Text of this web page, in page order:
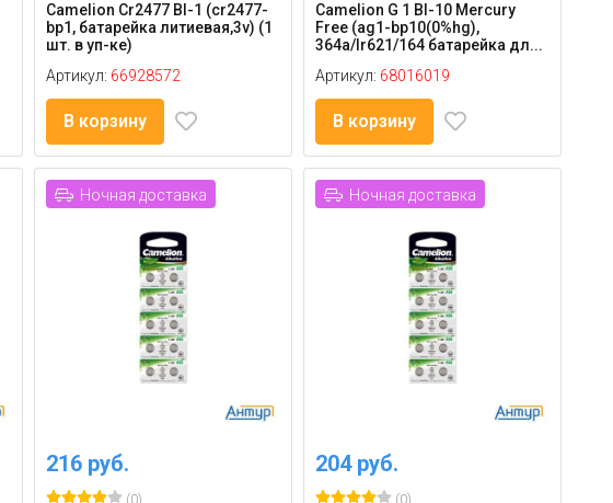
Camelion Cr2477 Bl-1 (cr2477-
bp1, батарейка литиевая,3v) (1
шт. в уп-ке)
Артикул: 66928572
В корзину
Camelion G 1 Bl-10 Mercury
Free (ag1-bp10(0%hg),
364a/lr621/164 батарейка дл...
Артикул: 68016019
В корзину
Ночная доставка
216 руб.
(0)
Ночная доставка
204 руб.
(0)